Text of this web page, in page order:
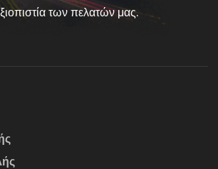
των πελατών μας.